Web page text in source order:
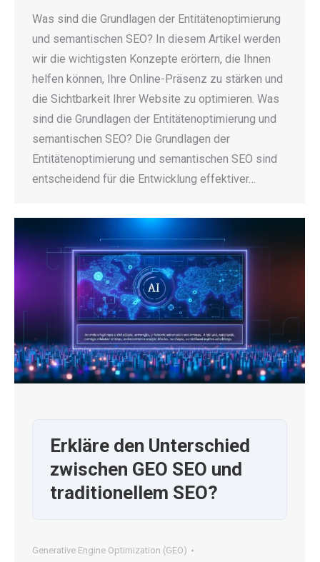
Was sind die Grundlagen der Entitätenoptimierung
und semantischen SEO? In diesem Artikel werden
wir die wichtigsten Konzepte erörtern, die Ihnen
helfen können, Ihre Online-Präsenz zu stärken und
die Sichtbarkeit Ihrer Website zu optimieren. Was
sind die Grundlagen der Entitätenoptimierung und
semantischen SEO? Die Grundlagen der
Entitätenoptimierung und semantischen SEO sind
entscheidend für die Entwicklung effektiver…
Erkläre den Unterschied
zwischen GEO SEO und
traditionellem SEO?
Generative Engine Optimization (GEO)